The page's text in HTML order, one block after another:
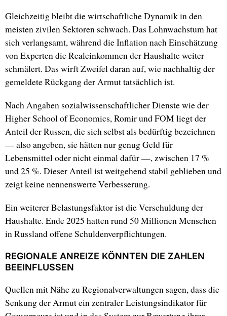
Gleichzeitig bleibt die wirtschaftliche Dynamik in den
meisten zivilen Sektoren schwach. Das Lohnwachstum hat
sich verlangsamt, während die Inflation nach Einschätzung
von Experten die Realeinkommen der Haushalte weiter
schmälert. Das wirft Zweifel daran auf, wie nachhaltig der
gemeldete Rückgang der Armut tatsächlich ist.
Nach Angaben sozialwissenschaftlicher Dienste wie der
Higher School of Economics, Romir und FOM liegt der
Anteil der Russen, die sich selbst als bedürftig bezeichnen
— also angeben, sie hätten nur genug Geld für
Lebensmittel oder nicht einmal dafür —, zwischen 17 %
und 25 %. Dieser Anteil ist weitgehend stabil geblieben und
zeigt keine nennenswerte Verbesserung.
Ein weiterer Belastungsfaktor ist die Verschuldung der
Haushalte. Ende 2025 hatten rund 50 Millionen Menschen
in Russland offene Schuldenverpflichtungen.
REGIONALE ANREIZE KÖNNTEN DIE ZAHLEN
BEEINFLUSSEN
Quellen mit Nähe zu Regionalverwaltungen sagen, dass die
Senkung der Armut ein zentraler Leistungsindikator für